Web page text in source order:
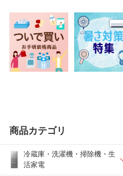
商品カテゴリ
冷蔵庫・洗濯機・掃除機・生
活家電